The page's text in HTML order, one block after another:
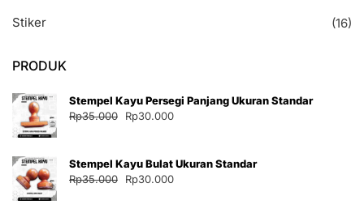
Stiker
(16)
PRODUK
Stempel Kayu Persegi Panjang Ukuran Standar
Rp35.000
Harga
Rp35.000.
Rp30.000
adalah:
Stempel Kayu Bulat Ukuran Standar
Rp35.000
Harga
Rp30.000